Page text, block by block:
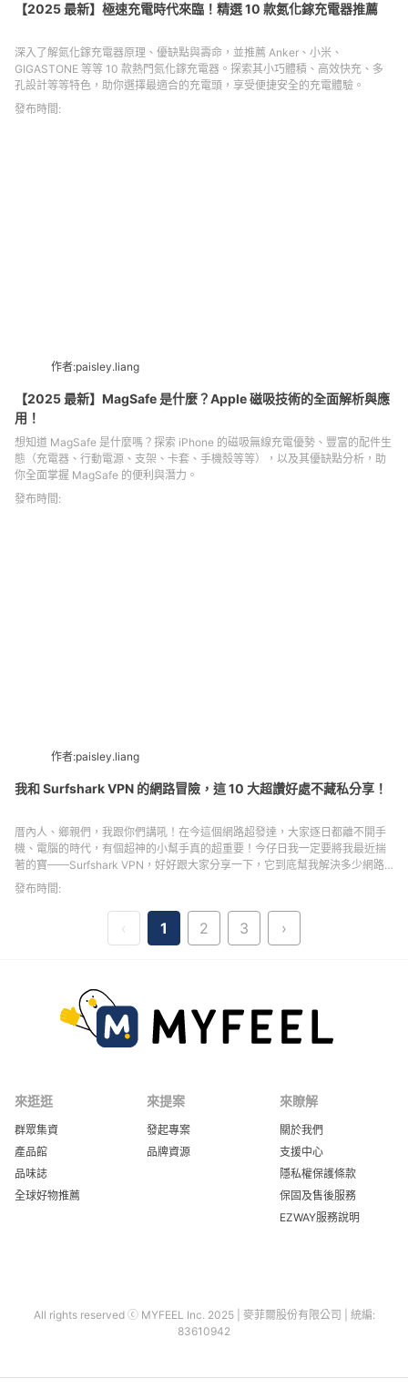
【2025 最新】極速充電時代來臨！精選 10 款氮化鎵充電器推薦
深入了解氮化鎵充電器原理、優缺點與壽命，並推薦 Anker、小米、
GIGASTONE 等等 10 款熱門氮化鎵充電器。探索其小巧體積、高效快充、多
孔設計等等特色，助你選擇最適合的充電頭，享受便捷安全的充電體驗。
發布時間:
作者:paisley.liang
【2025 最新】MagSafe 是什麼？Apple 磁吸技術的全面解析與應
用！
想知道 MagSafe 是什麼嗎？探索 iPhone 的磁吸無線充電優勢、豐富的配件生
態（充電器、行動電源、支架、卡套、手機殼等等），以及其優缺點分析，助
你全面掌握 MagSafe 的便利與潛力。
發布時間:
作者:paisley.liang
我和 Surfshark VPN 的網路冒險，這 10 大超讚好處不藏私分享！
厝內人、鄉親們，我跟你們講吼！在今這個網路超發達，大家逐日都離不開手
機、電腦的時代，有個超神的小幫手真的超重要！今仔日我一定要將我最近揣
著的寶——Surfshark VPN，好好跟大家分享一下，它到底幫我解決多少網路
上的煩惱，帶來多少超讚的好處！
發布時間:
‹ 1 2 3 ›
來逛逛
群眾集資
產品館
品味誌
全球好物推薦
來提案
發起專案
品牌資源
來瞭解
關於我們
支援中心
隱私權保護條款
保固及售後服務
EZWAY服務說明
All rights reserved ⓒ MYFEEL Inc. 2025 | 麥菲爾股份有限公司 | 統編:
83610942